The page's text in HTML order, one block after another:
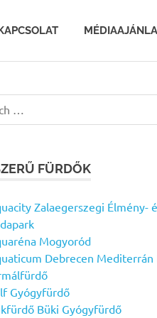
FÜRDŐK
Zalaegerszegi Élmény-
Mogyoród
Debrecen
Gyógyfürdő
Büki Gyógyfürdő